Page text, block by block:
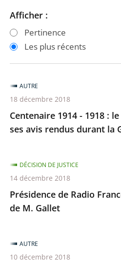
Passer
les
filtres
après
Passer
les
filtres
avant
Afficher :
Pertinence
Les plus récents
Centenaire 1914 - 1918 :
ses avis rendus durant la
AUTRE
18 décembre 2018
Présidence de Radio
de M. Gallet
DÉCISION DE JUSTICE
14 décembre 2018
AUTRE
10 décembre 2018